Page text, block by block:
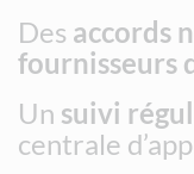
Des accords
fournisseurs
Un suivi
centrale